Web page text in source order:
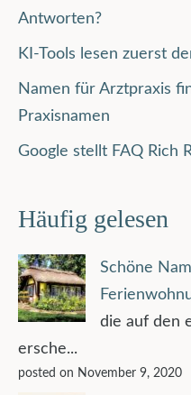
Antworten?
KI-Tools lesen zuerst
Namen für Arztpraxis
Praxisnamen
Google stellt FAQ Rich
Häufig gelesen
Schöne
die auf den
ersche...
posted on November 9, 2020